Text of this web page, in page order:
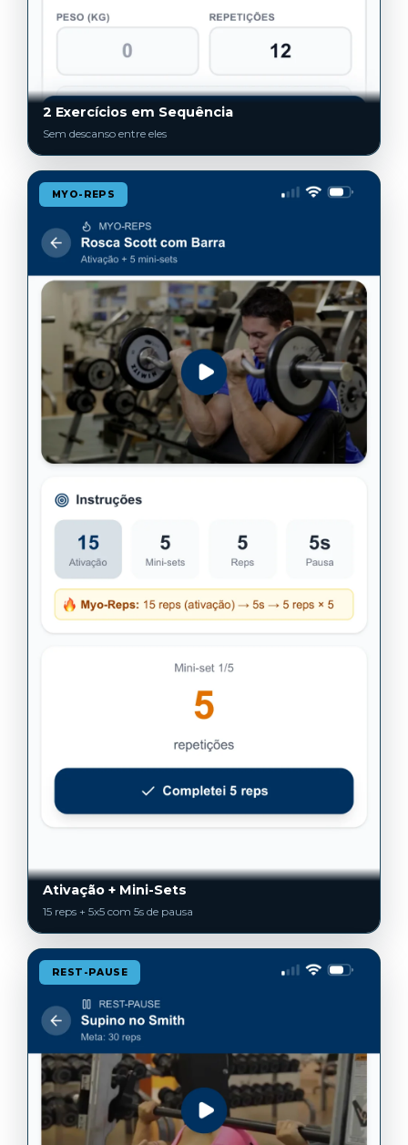
2 Exercícios em Sequência
Sem descanso entre eles
MYO-REPS
Ativação + Mini-Sets
15 reps + 5x5 com 5s de pausa
REST-PAUSE